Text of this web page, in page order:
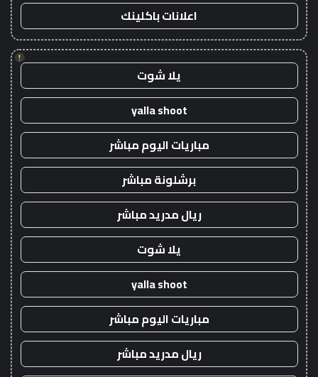
اعلانات باكلينك
!
يلا شوت
yalla shoot
مباريات اليوم مباشر
برشلونة مباشر
ريال مدريد مباشر
يلا شوت
yalla shoot
مباريات اليوم مباشر
ريال مدريد مباشر